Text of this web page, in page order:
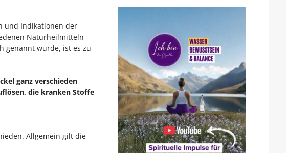
und Indikationen der
Naturheilmitteln
genannt wurde, ist es zu
ganz verschieden
die kranken Stoffe
Allgemein gilt die